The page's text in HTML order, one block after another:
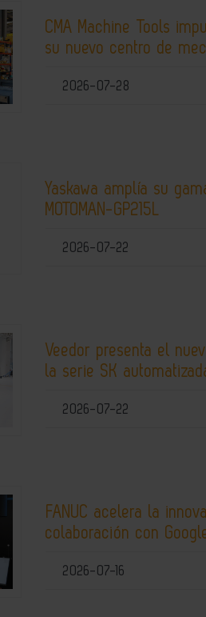
CMA Machine Tools
su nuevo centro de
2026-07-28
Yaskawa amplía su
MOTOMAN-GP215L
2026-07-22
Veedor presenta el
la serie SK
2026-07-22
FANUC acelera la
colaboración con
2026-07-16